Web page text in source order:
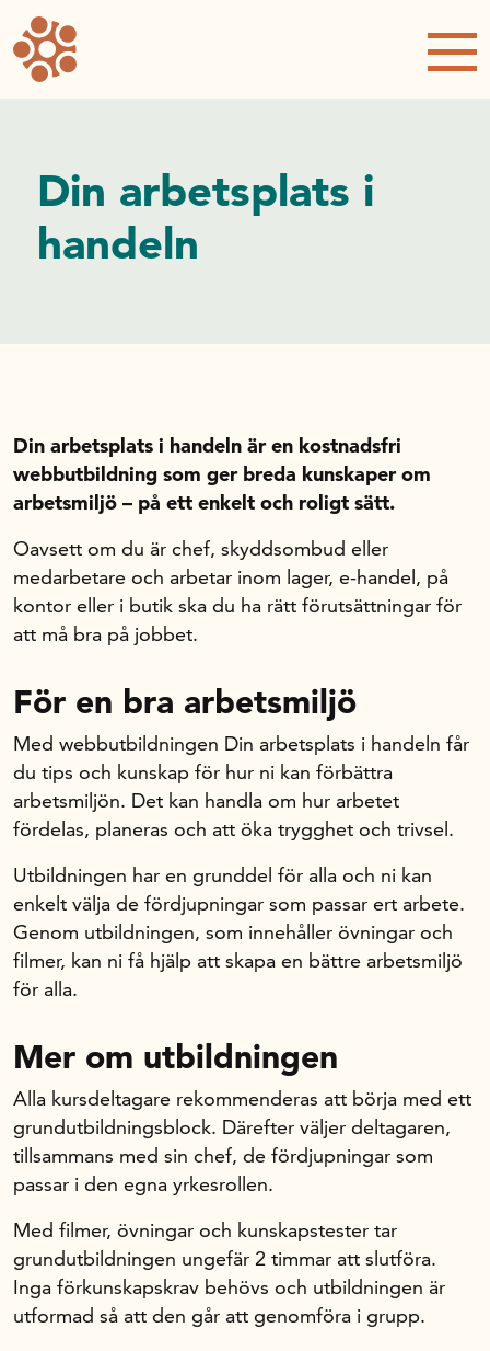
Checklistor
Systematiskt arbetsmiljöarbete
Sömnskola för handelsanställda
Utbildningar
Din arbetsplats i handeln
Brandsäker i handeln
Om oss
Forskning och utveckling
Kompetens och omställning
Kalender
Handelsrådet Play
Om oss
Handelsfakta.se
Din arbetsplats i
handeln
Din arbetsplats i handeln är en kostnadsfri
webbutbildning som ger breda kunskaper om
arbetsmiljö – på ett enkelt och roligt sätt.
Oavsett om du är chef, skyddsombud eller
medarbetare och arbetar inom lager, e-handel, på
kontor eller i butik ska du ha rätt förutsättningar för
att må bra på jobbet.
För en bra arbetsmiljö
Med webbutbildningen Din arbetsplats i handeln får
du tips och kunskap för hur ni kan förbättra
arbetsmiljön. Det kan handla om hur arbetet
fördelas, planeras och att öka trygghet och trivsel.
Utbildningen har en grunddel för alla och ni kan
enkelt välja de fördjupningar som passar ert arbete.
Genom utbildningen, som innehåller övningar och
filmer, kan ni få hjälp att skapa en bättre arbetsmiljö
för alla.
Mer om utbildningen
Alla kursdeltagare rekommenderas att börja med ett
grundutbildningsblock. Därefter väljer deltagaren,
tillsammans med sin chef, de fördjupningar som
passar i den egna yrkesrollen.
Med filmer, övningar och kunskapstester tar
grundutbildningen ungefär 2 timmar att slutföra.
Inga förkunskapskrav behövs och utbildningen är
utformad så att den går att genomföra i grupp.